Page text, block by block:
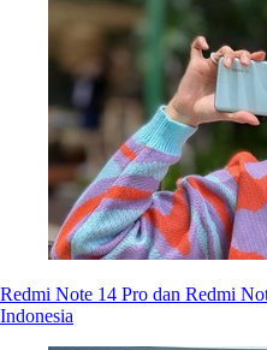
Redmi Note 14 Pro dan Redmi
Indonesia